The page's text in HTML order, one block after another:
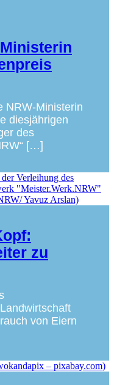
NRW-Ministerin
diesjährigen
des
[…]
zu
von Eiern